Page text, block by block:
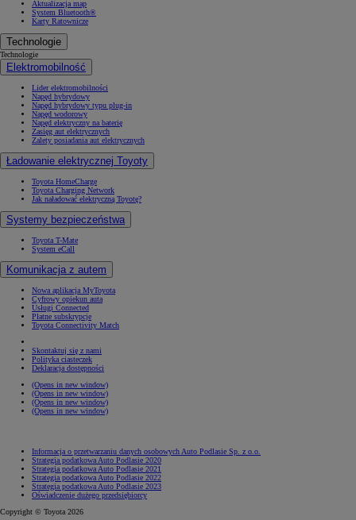
Aktualizacja map
System Bluetooth®
Karty Ratownicze
Technologie
Technologie
Elektromobilność
Lider elektromobilności
Napęd hybrydowy
Napęd hybrydowy typu plug-in
Napęd wodorowy
Napęd elektryczny na baterię
Zasięg aut elektrycznych
Zalety posiadania aut elektrycznych
Ładowanie elektrycznej Toyoty
Toyota HomeCharge
Toyota Charging Network
Jak naładować elektryczną Toyotę?
Systemy bezpieczeństwa
Toyota T-Mate
System eCall
Komunikacja z autem
Nowa aplikacja MyToyota
Cyfrowy opiekun auta
Usługi Connected
Płatne subskrypcje
Toyota Connectivity Match
Skontaktuj się z nami
Polityka ciasteczek
Deklaracja dostępności
(Opens in new window)
(Opens in new window)
(Opens in new window)
(Opens in new window)
Informacja o przetwarzaniu danych osobowych Auto Podlasie Sp. z o.o.
Strategia podatkowa Auto Podlasie 2020
Strategia podatkowa Auto Podlasie 2021
Strategia podatkowa Auto Podlasie 2022
Strategia podatkowa Auto Podlasie 2023
Oświadczenie dużego przedsiębiorcy
Copyright © Toyota 2026